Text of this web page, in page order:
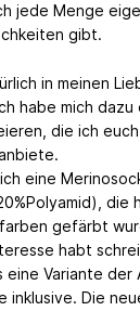
jede Menge
gibt.
in meinen
habe mich
die ich
eine
die
gefärbt
habt
eine Variante der
inklusive. Die